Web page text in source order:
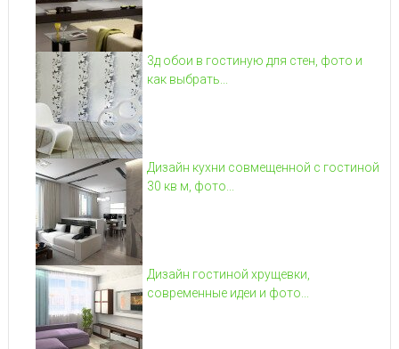
3д обои в гостиную для стен, фото и
как выбрать...
Дизайн кухни совмещенной с гостиной
30 кв м, фото...
Дизайн гостиной хрущевки,
современные идеи и фото...